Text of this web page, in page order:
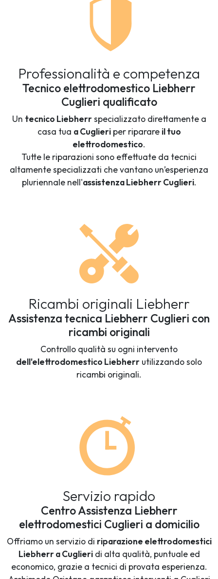
Professionalità e competenza
Tecnico elettrodomestico Liebherr
Cuglieri qualificato
Un tecnico Liebherrspecializzato direttamente a
casa tua a Cuglieriper riparare il tuo
elettrodomestico.
Tutte le riparazioni sono effettuate da tecnici
altamente specializzati che vantano un’esperienza
pluriennale nell'assistenza Liebherr Cuglieri.
Ricambi originali Liebherr
Assistenza tecnica Liebherr Cuglieri con
ricambi originali
Controllo qualità su ogni intervento
dell'elettrodomestico Liebherr utilizzando solo
ricambi originali.
Servizio rapido
Centro Assistenza Liebherr
elettrodomestici Cuglieri a domicilio
Offriamo un servizio di riparazione elettrodomestici
Liebherr a Cuglieridi alta qualità, puntuale ed
economico, grazie a tecnici di provata esperienza.